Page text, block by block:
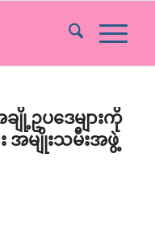
ျို့ဥပဒေများကို
အမျိုးသမီးအဖွဲ့